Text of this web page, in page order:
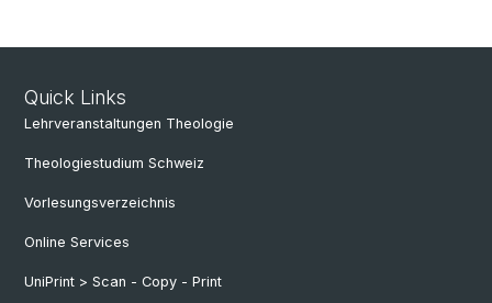
Quick Links
Lehrveranstaltungen Theologie
Theologiestudium Schweiz
Vorlesungsverzeichnis
Online Services
UniPrint > Scan - Copy - Print